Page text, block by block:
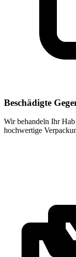
Beschädigte
Wir behandeln Ihr
hochwertige